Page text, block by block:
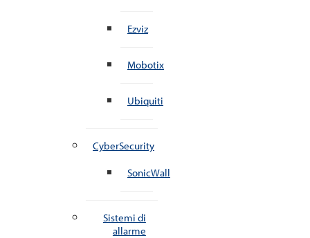
Ezviz
Mobotix
Ubiquiti
CyberSecurity
SonicWall
Sistemi di
allarme